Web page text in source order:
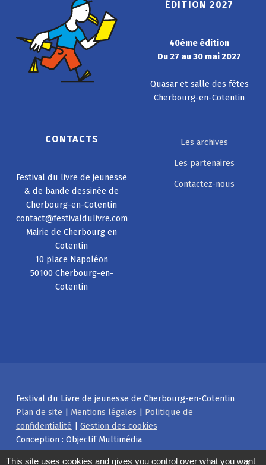
ÉDITION 2027
40ème édition
Du 27 au 30 mai 2027
Quasar et salle des fêtes
Cherbourg-en-Cotentin
CONTACTS
Festival du livre de jeunesse
& de bande dessinée de
Cherbourg-en-Cotentin
contact@festivaldulivre.com
Mairie de Cherbourg en
Cotentin
10 place Napoléon
50100 Cherbourg-en-
Cotentin
Les archives
Les partenaires
Contactez-nous
Festival du Livre de jeunesse de Cherbourg-en-Cotentin
Plan de site | Mentions légales | Politique de
confidentialité | Gestion des cookies
Conception : Objectif Multimédia
Facebook
Instagram X
This site uses cookies and gives you control over what you want